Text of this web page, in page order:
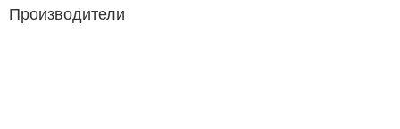
Производители